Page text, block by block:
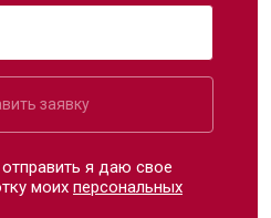
заявку
я даю свое
моихперсональных